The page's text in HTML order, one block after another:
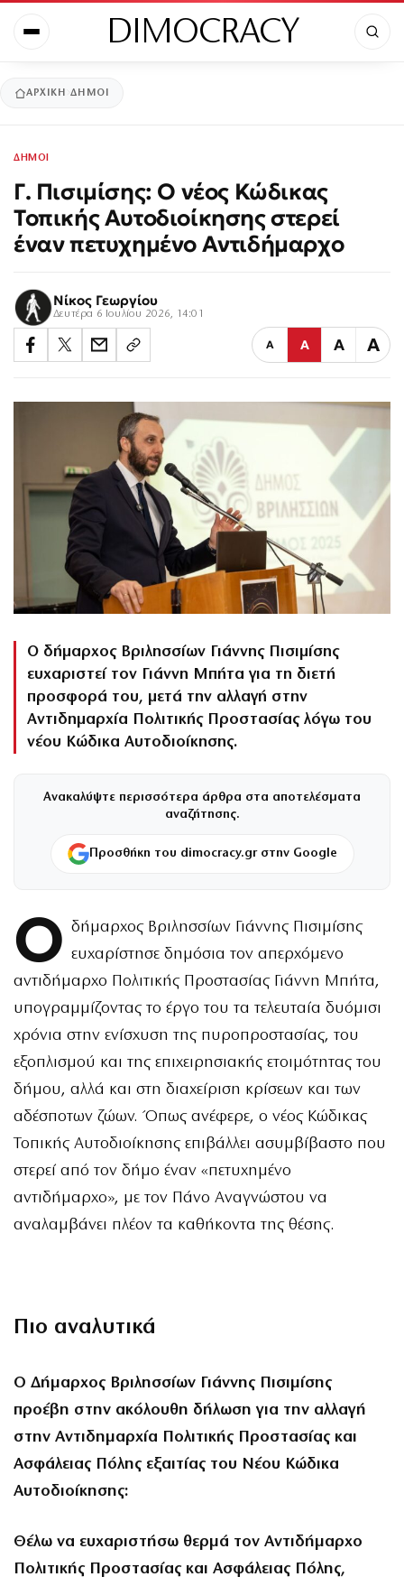
DIMOCRACY
ΑΡΧΙΚΉ ΔΗΜΟΙ
ΔΗΜΟΙ
Γ. Πισιμίσης: Ο νέος Κώδικας
Τοπικής Αυτοδιοίκησης στερεί
έναν πετυχημένο Αντιδήμαρχο
Νίκος Γεωργίου
Δευτέρα 6 Ιουλίου 2026, 14:01
Α Α Α Α
Ο δήμαρχος Βριλησσίων Γιάννης Πισιμίσης
ευχαριστεί τον Γιάννη Μπήτα για τη διετή
προσφορά του, μετά την αλλαγή στην
Αντιδημαρχία Πολιτικής Προστασίας λόγω του
νέου Κώδικα Αυτοδιοίκησης.
Ανακαλύψτε περισσότερα άρθρα στα αποτελέσματα
αναζήτησης.
Προσθήκη του dimocracy.gr στην Google
Ο δήμαρχος Βριλησσίων Γιάννης Πισιμίσης
ευχαρίστησε δημόσια τον απερχόμενο
αντιδήμαρχο Πολιτικής Προστασίας Γιάννη Μπήτα,
υπογραμμίζοντας το έργο του τα τελευταία δυόμισι
χρόνια στην ενίσχυση της πυροπροστασίας, του
εξοπλισμού και της επιχειρησιακής ετοιμότητας του
δήμου, αλλά και στη διαχείριση κρίσεων και των
αδέσποτων ζώων. Όπως ανέφερε, ο νέος Κώδικας
Τοπικής Αυτοδιοίκησης επιβάλλει ασυμβίβαστο που
στερεί από τον δήμο έναν «πετυχημένο
αντιδήμαρχο», με τον Πάνο Αναγνώστου να
αναλαμβάνει πλέον τα καθήκοντα της θέσης.
Πιο αναλυτικά
Ο Δήμαρχος Βριλησσίων Γιάννης Πισιμίσης
προέβη στην ακόλουθη δήλωση για την αλλαγή
στην Αντιδημαρχία Πολιτικής Προστασίας και
Ασφάλειας Πόλης εξαιτίας του Νέου Κώδικα
Αυτοδιοίκησης:
Θέλω να ευχαριστήσω θερμά τον Αντιδήμαρχο
Πολιτικής Προστασίας και Ασφάλειας Πόλης,